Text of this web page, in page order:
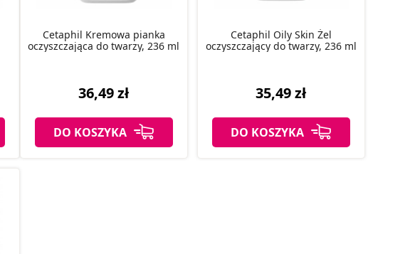
Cetaphil Kremowa pianka
oczyszczająca do twarzy, 236 ml
36,49 zł
DO KOSZYKA
Cetaphil Oily Skin Żel
oczyszczający do twarzy, 236 ml
35,49 zł
DO KOSZYKA